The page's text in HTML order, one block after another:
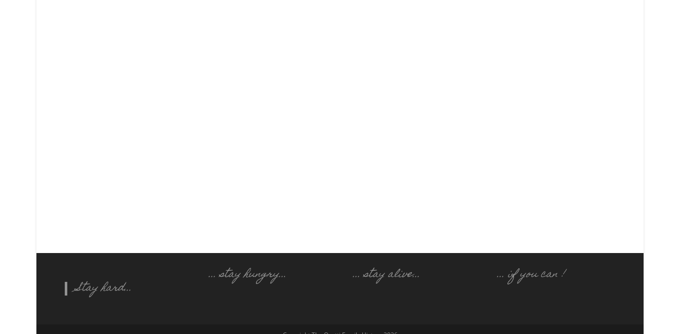
Stay hard...
... stay hungry... ... stay alive... ... if you can !